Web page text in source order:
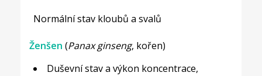
Normální stav kloubů a svalů
Ženšen (Panax ginseng, kořen)
Duševní stav a výkon koncentrace,